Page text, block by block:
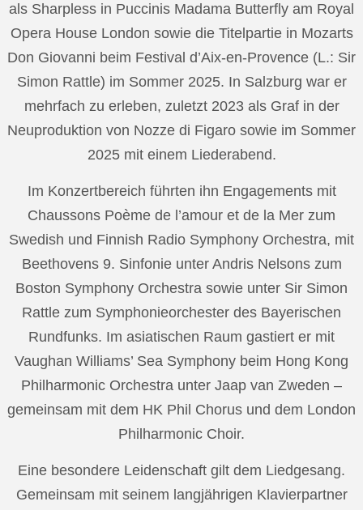
als Sharpless in Puccinis Madama Butterfly am Royal
Opera House London sowie die Titelpartie in Mozarts
Don Giovanni beim Festival d’Aix-en-Provence (L.: Sir
Simon Rattle) im Sommer 2025. In Salzburg war er
mehrfach zu erleben, zuletzt 2023 als Graf in der
Neuproduktion von Nozze di Figaro sowie im Sommer
2025 mit einem Liederabend.
Im Konzertbereich führten ihn Engagements mit
Chaussons Poème de l’amour et de la Mer zum
Swedish und Finnish Radio Symphony Orchestra, mit
Beethovens 9. Sinfonie unter Andris Nelsons zum
Boston Symphony Orchestra sowie unter Sir Simon
Rattle zum Symphonieorchester des Bayerischen
Rundfunks. Im asiatischen Raum gastiert er mit
Vaughan Williams’ Sea Symphony beim Hong Kong
Philharmonic Orchestra unter Jaap van Zweden –
gemeinsam mit dem HK Phil Chorus und dem London
Philharmonic Choir.
Eine besondere Leidenschaft gilt dem Liedgesang.
Gemeinsam mit seinem langjährigen Klavierpartner